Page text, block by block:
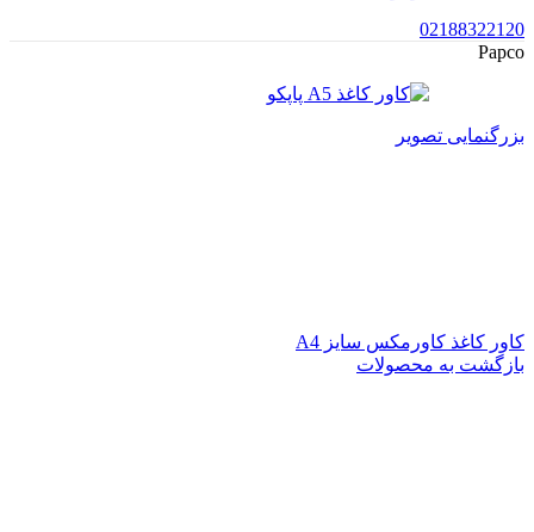
02188322120
Papco
بزرگنمایی تصویر
کاور کاغذ کاورمکس سایز A4
بازگشت به محصولات